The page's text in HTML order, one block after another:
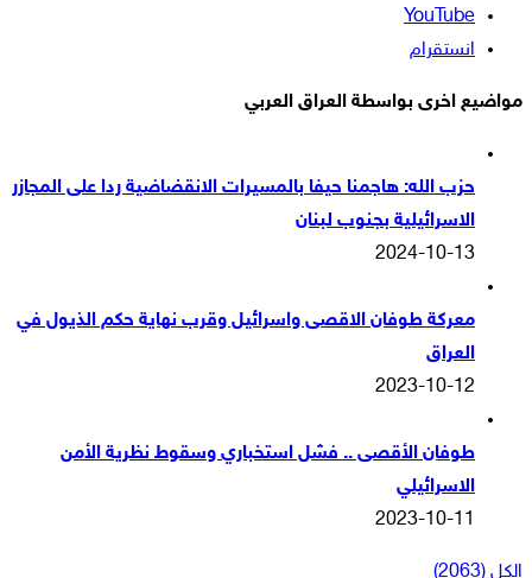
‫YouTube
انستقرام
مواضيع اخرى بواسطة العراق العربي
حزب الله: هاجمنا حيفا بالمسيرات الانقضاضية ردا على المجازر
الاسرائيلية بجنوب لبنان
2024-10-13
معركة طوفان الاقصى واسرائيل وقرب نهاية حكم الذيول في
العراق
2023-10-12
طوفان الأقصى .. فشل استخباري وسقوط نظرية الأمن
الاسرائيلي
2023-10-11
الكل (2063)